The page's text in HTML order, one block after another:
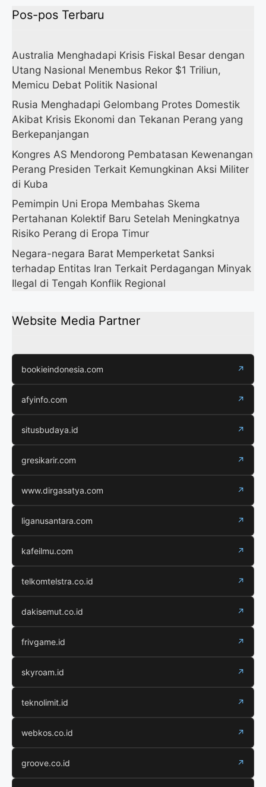
Pos-pos Terbaru
Australia Menghadapi Krisis Fiskal Besar dengan
Utang Nasional Menembus Rekor $1 Triliun,
Memicu Debat Politik Nasional
Rusia Menghadapi Gelombang Protes Domestik
Akibat Krisis Ekonomi dan Tekanan Perang yang
Berkepanjangan
Kongres AS Mendorong Pembatasan Kewenangan
Perang Presiden Terkait Kemungkinan Aksi Militer
di Kuba
Pemimpin Uni Eropa Membahas Skema
Pertahanan Kolektif Baru Setelah Meningkatnya
Risiko Perang di Eropa Timur
Negara-negara Barat Memperketat Sanksi
terhadap Entitas Iran Terkait Perdagangan Minyak
Ilegal di Tengah Konflik Regional
Website Media Partner
bookieindonesia.com ↗
afyinfo.com ↗
situsbudaya.id ↗
gresikarir.com ↗
www.dirgasatya.com ↗
liganusantara.com ↗
kafeilmu.com ↗
telkomtelstra.co.id ↗
dakisemut.co.id ↗
frivgame.id ↗
skyroam.id ↗
teknolimit.id ↗
webkos.co.id ↗
groove.co.id ↗